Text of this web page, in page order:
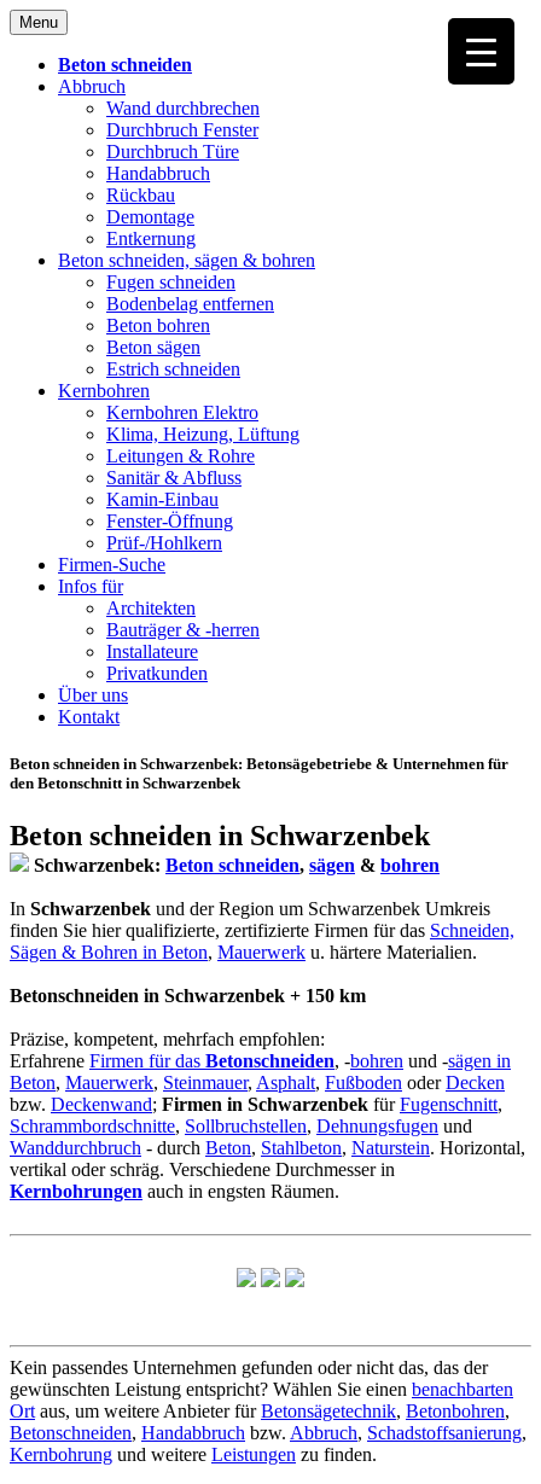
Skip
to
content
Menu
Beton schneiden
Abbruch
Wand durchbrechen
Durchbruch Fenster
Durchbruch Türe
Handabbruch
Rückbau
Demontage
Entkernung
Beton schneiden, sägen & bohren
Fugen schneiden
Bodenbelag entfernen
Beton bohren
Beton sägen
Estrich schneiden
Kernbohren
Kernbohren Elektro
Klima, Heizung, Lüftung
Leitungen & Rohre
Sanitär & Abfluss
Kamin-Einbau
Fenster-Öffnung
Prüf-/Hohlkern
Firmen-Suche
Infos für
Architekten
Bauträger & -herren
Installateure
Privatkunden
Über uns
Kontakt
Beton schneiden in Schwarzenbek: Betonsägebetriebe & Unternehmen für
den Betonschnitt in Schwarzenbek
Beton schneiden in Schwarzenbek
Schwarzenbek: Beton schneiden, sägen & bohren
In Schwarzenbek und der Region um Schwarzenbek Umkreis
finden Sie hier qualifizierte, zertifizierte Firmen für das Schneiden,
Sägen & Bohren in Beton, Mauerwerk u. härtere Materialien.
Betonschneiden in Schwarzenbek + 150 km
Präzise, kompetent, mehrfach empfohlen:
Erfahrene Firmen für das Betonschneiden, -bohren und -sägen in
Beton, Mauerwerk, Steinmauer, Asphalt, Fußboden oderDecken
bzw. Deckenwand; Firmen in Schwarzenbek fürFugenschnitt,
Schrammbordschnitte, Sollbruchstellen, Dehnungsfugen und
Wanddurchbruch - durch Beton, Stahlbeton, Naturstein. Horizontal,
vertikal oder schräg. Verschiedene Durchmesser in
Kernbohrungen auch in engsten Räumen.
Kein passendes Unternehmen gefunden oder nicht das, das der
gewünschten Leistung entspricht? Wählen Sie einen benachbarten
Ort aus, um weitere Anbieter fürBetonsägetechnik, Betonbohren,
Betonschneiden, Handabbruch bzw. Abbruch, Schadstoffsanierung,
Kernbohrung und weitere Leistungen zu finden.